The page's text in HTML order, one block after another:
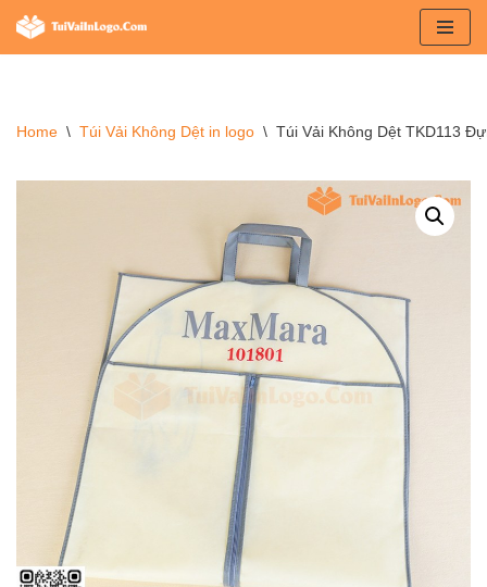
Chuyển
dung
Home \ Túi Vải Không Dệt in logo \ Túi Vải Không Dệt TKD113